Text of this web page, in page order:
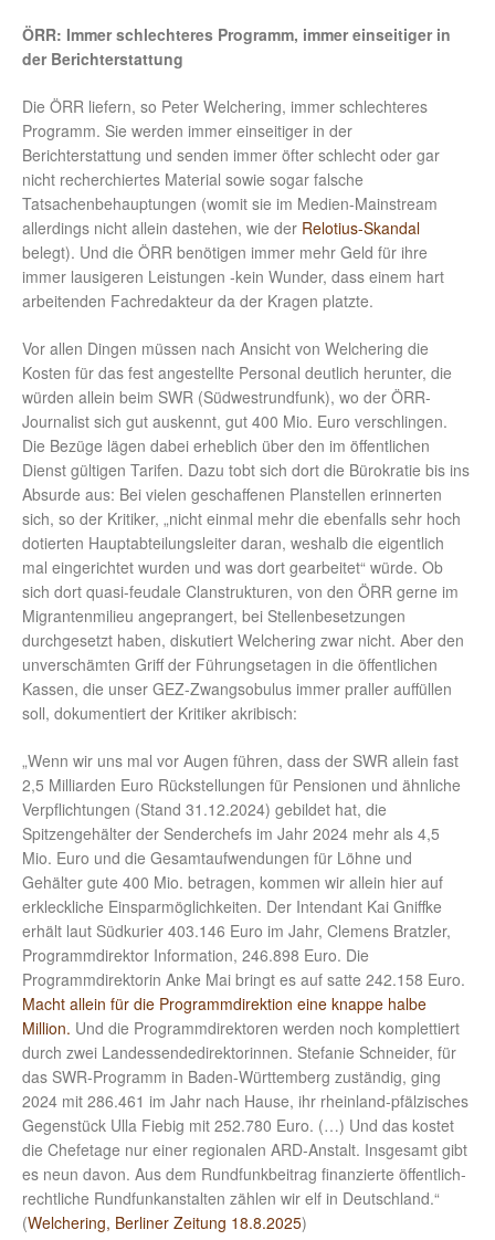
ÖRR: Immer schlechteres Programm, immer einseitiger in
der Berichterstattung
Die ÖRR liefern, so Peter Welchering, immer schlechteres
Programm. Sie werden immer einseitiger in der
Berichterstattung und senden immer öfter schlecht oder gar
nicht recherchiertes Material sowie sogar falsche
Tatsachenbehauptungen (womit sie im Medien-Mainstream
allerdings nicht allein dastehen, wie der Relotius-Skandal
belegt). Und die ÖRR benötigen immer mehr Geld für ihre
immer lausigeren Leistungen -kein Wunder, dass einem hart
arbeitenden Fachredakteur da der Kragen platzte.
Vor allen Dingen müssen nach Ansicht von Welchering die
Kosten für das fest angestellte Personal deutlich herunter, die
würden allein beim SWR (Südwestrundfunk), wo der ÖRR-
Journalist sich gut auskennt, gut 400 Mio. Euro verschlingen.
Die Bezüge lägen dabei erheblich über den im öffentlichen
Dienst gültigen Tarifen. Dazu tobt sich dort die Bürokratie bis ins
Absurde aus: Bei vielen geschaffenen Planstellen erinnerten
sich, so der Kritiker, „nicht einmal mehr die ebenfalls sehr hoch
dotierten Hauptabteilungsleiter daran, weshalb die eigentlich
mal eingerichtet wurden und was dort gearbeitet“ würde. Ob
sich dort quasi-feudale Clanstrukturen, von den ÖRR gerne im
Migrantenmilieu angeprangert, bei Stellenbesetzungen
durchgesetzt haben, diskutiert Welchering zwar nicht. Aber den
unverschämten Griff der Führungsetagen in die öffentlichen
Kassen, die unser GEZ-Zwangsobulus immer praller auffüllen
soll, dokumentiert der Kritiker akribisch:
„Wenn wir uns mal vor Augen führen, dass der SWR allein fast
2,5 Milliarden Euro Rückstellungen für Pensionen und ähnliche
Verpflichtungen (Stand 31.12.2024) gebildet hat, die
Spitzengehälter der Senderchefs im Jahr 2024 mehr als 4,5
Mio. Euro und die Gesamtaufwendungen für Löhne und
Gehälter gute 400 Mio. betragen, kommen wir allein hier auf
erkleckliche Einsparmöglichkeiten. Der Intendant Kai Gniffke
erhält laut Südkurier 403.146 Euro im Jahr, Clemens Bratzler,
Programmdirektor Information, 246.898 Euro. Die
Programmdirektorin Anke Mai bringt es auf satte 242.158 Euro.
Macht allein für die Programmdirektion eine knappe halbe
Million. Und die Programmdirektoren werden noch komplettiert
durch zwei Landessendedirektorinnen. Stefanie Schneider, für
das SWR-Programm in Baden-Württemberg zuständig, ging
2024 mit 286.461 im Jahr nach Hause, ihr rheinland-pfälzisches
Gegenstück Ulla Fiebig mit 252.780 Euro. (…) Und das kostet
die Chefetage nur einer regionalen ARD-Anstalt. Insgesamt gibt
es neun davon. Aus dem Rundfunkbeitrag finanzierte öffentlich-
rechtliche Rundfunkanstalten zählen wir elf in Deutschland.“
(Welchering, Berliner Zeitung 18.8.2025)